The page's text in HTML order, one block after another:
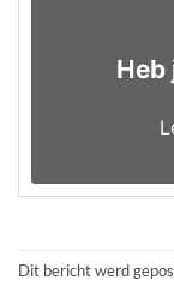
Heb
Dit bericht werd